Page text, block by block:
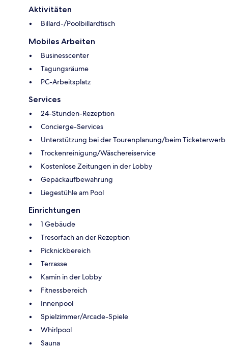
Aktivitäten
Billard-/Poolbillardtisch
Mobiles Arbeiten
Businesscenter
Tagungsräume
PC-Arbeitsplatz
Services
24-Stunden-Rezeption
Concierge-Services
Unterstützung bei der Tourenplanung/beim Ticketerwerb
Trockenreinigung/Wäschereiservice
Kostenlose Zeitungen in der Lobby
Gepäckaufbewahrung
Liegestühle am Pool
Einrichtungen
1 Gebäude
Tresorfach an der Rezeption
Picknickbereich
Terrasse
Kamin in der Lobby
Fitnessbereich
Innenpool
Spielzimmer/Arcade-Spiele
Whirlpool
Sauna